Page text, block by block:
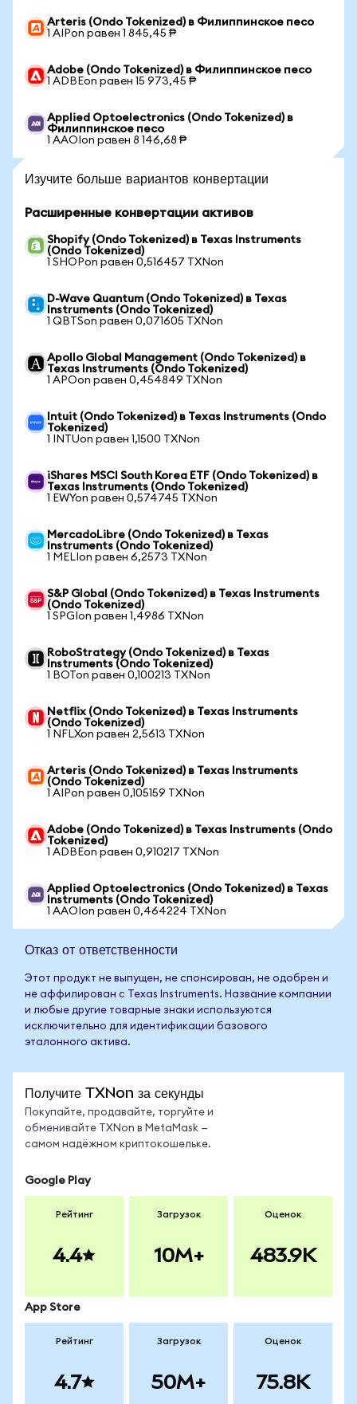
Arteris (Ondo Tokenized) в Филиппинское песо
1 AIPon равен 1 845,45 ₱
Adobe (Ondo Tokenized) в Филиппинское песо
1 ADBEon равен 15 973,45 ₱
Applied Optoelectronics (Ondo Tokenized) в
Филиппинское песо
1 AAOIon равен 8 146,68 ₱
Изучите больше вариантов конвертации
Расширенные конвертации активов
Shopify (Ondo Tokenized) в Texas Instruments
(Ondo Tokenized)
1 SHOPon равен 0,516457 TXNon
D-Wave Quantum (Ondo Tokenized) в Texas
Instruments (Ondo Tokenized)
1 QBTSon равен 0,071605 TXNon
Apollo Global Management (Ondo Tokenized) в
Texas Instruments (Ondo Tokenized)
1 APOon равен 0,454849 TXNon
Intuit (Ondo Tokenized) в Texas Instruments (Ondo
Tokenized)
1 INTUon равен 1,1500 TXNon
iShares MSCI South Korea ETF (Ondo Tokenized) в
Texas Instruments (Ondo Tokenized)
1 EWYon равен 0,574745 TXNon
MercadoLibre (Ondo Tokenized) в Texas
Instruments (Ondo Tokenized)
1 MELIon равен 6,2573 TXNon
S&P Global (Ondo Tokenized) в Texas Instruments
(Ondo Tokenized)
1 SPGIon равен 1,4986 TXNon
RoboStrategy (Ondo Tokenized) в Texas
Instruments (Ondo Tokenized)
1 BOTon равен 0,100213 TXNon
Netflix (Ondo Tokenized) в Texas Instruments
(Ondo Tokenized)
1 NFLXon равен 2,5613 TXNon
Arteris (Ondo Tokenized) в Texas Instruments
(Ondo Tokenized)
1 AIPon равен 0,105159 TXNon
Adobe (Ondo Tokenized) в Texas Instruments (Ondo
Tokenized)
1 ADBEon равен 0,910217 TXNon
Applied Optoelectronics (Ondo Tokenized) в Texas
Instruments (Ondo Tokenized)
1 AAOIon равен 0,464224 TXNon
Отказ от ответственности
Этот продукт не выпущен, не спонсирован, не одобрен и
не аффилирован с Texas Instruments. Название компании
и любые другие товарные знаки используются
исключительно для идентификации базового
эталонного актива.
Получите TXNon за секунды
Покупайте, продавайте, торгуйте и
обменивайте TXNon в MetaMask —
самом надёжном криптокошельке.
Google Play
Рейтинг
4.4
Загрузок
10M+
Оценок
483.9K
App Store
Рейтинг
4.7
Загрузок
50M+
Оценок
75.8K